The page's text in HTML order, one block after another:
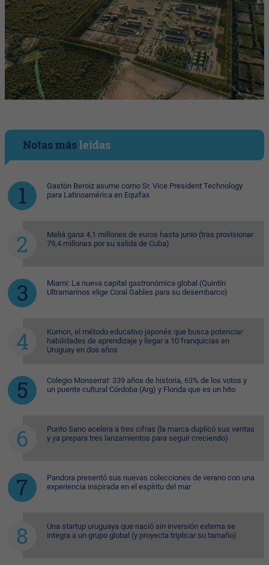
Notas másleídas
Gastón Beroiz asume como Sr. Vice President Technology
para Latinoamérica en Equifax
Meliá gana 4,1 millones de euros hasta junio (tras provisionar
79,4 millones por su salida de Cuba)
Miami: La nueva capital gastronómica global (Quintín
Ultramarinos elige Coral Gables para su desembarco)
Kumon, el método educativo japonés que busca potenciar
habilidades de aprendizaje y llegar a 10 franquicias en
Uruguay en dos años
Colegio Monserrat: 339 años de historia, 63% de los votos y
un puente cultural Córdoba (Arg) y Florida que es un hito
Punto Sano acelera a tres cifras (la marca duplicó sus ventas
y ya prepara tres lanzamientos para seguir creciendo)
Pandora presentó sus nuevas colecciones de verano con una
experiencia inspirada en el espíritu del mar
Una startup uruguaya que nació sin inversión externa se
integra a un grupo global (y proyecta triplicar su tamaño)